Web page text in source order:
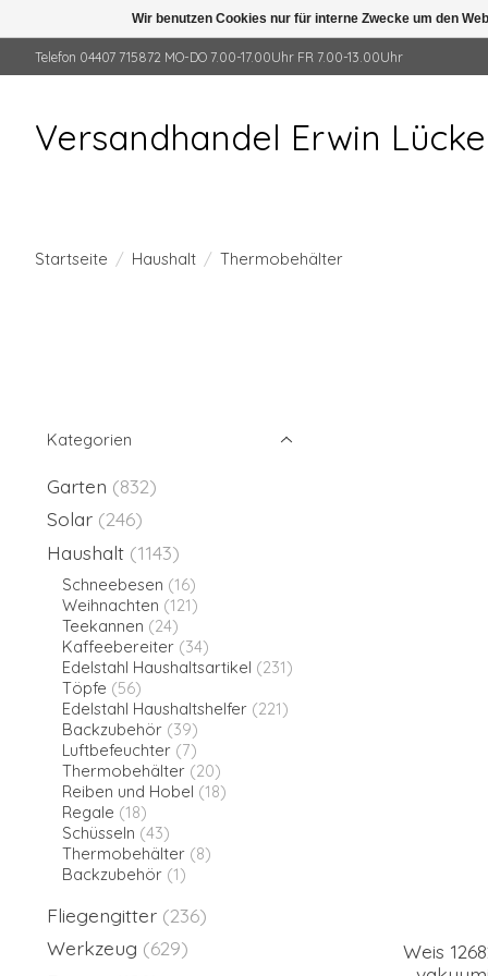
Telefon 04407 715872 MO-DO 7.00-17.00Uhr FR 7.00-13.00Uhr
Versandhandel Erwin
Startseite / Haushalt / Thermobehälter
Kategorien
Garten (832)
Solar (246)
Haushalt (1143)
Schneebesen (16)
Weihnachten (121)
Teekannen (24)
Kaffeebereiter (34)
Edelstahl Haushaltsartikel (231)
Töpfe (56)
Edelstahl Haushaltshelfer (221)
Backzubehör (39)
Luftbefeuchter (7)
Thermobehälter (20)
Reiben und Hobel (18)
Regale (18)
Schüsseln (43)
Thermobehälter (8)
Backzubehör (1)
Fliegengitter (236)
Werkzeug (629)
Weis
Wir benutzen Cookies nur für interne Zwecke um den